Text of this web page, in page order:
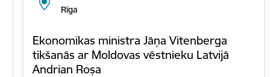
Rīga
Ekonomikas ministra Jāņa Vitenberga
tikšanās ar Moldovas vēstnieku Latvijā
Andrian Roșa